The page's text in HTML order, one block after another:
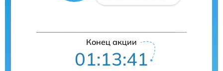
Конец акции
01:13:41